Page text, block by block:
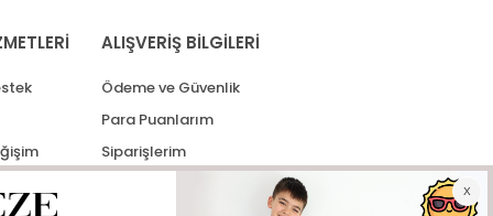
ALIŞVERİŞ BİLGİLERİ
Ödeme ve Güvenlik
Para Puanlarım
Siparişlerim